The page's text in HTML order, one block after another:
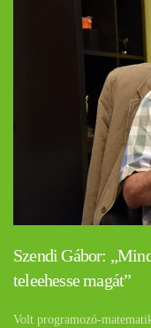
Szendi Gábor:
teleehesse magát”
Volt programozó-